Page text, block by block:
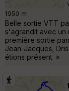
1050 m
Belle sortie VTT
s'agrandit avec un
première sortie
Jean-Jacques,
étions présent. »